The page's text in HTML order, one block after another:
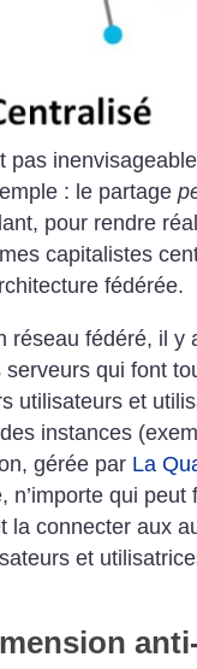
pas
: le partage
pour rendre
capitalistes
fédérée.
réseau fédéré, il
serveurs qui font
utilisateurs et
instances
gérée par La
n’importe qui
la connecter aux
et